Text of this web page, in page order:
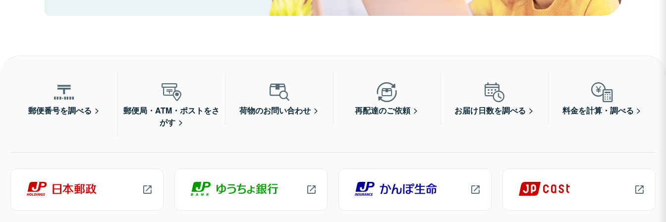
郵便番号を調べる
郵便局・ATM・ポストをさ
がす
荷物のお問い合わせ 再配達のご依頼 お届け日数を調べる 料金を計算・調べる